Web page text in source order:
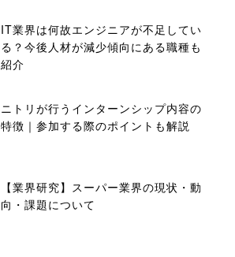
IT業界は何故エンジニアが不足してい
る？今後人材が減少傾向にある職種も
紹介
ニトリが行うインターンシップ内容の
特徴｜参加する際のポイントも解説
【業界研究】スーパー業界の現状・動
向・課題について